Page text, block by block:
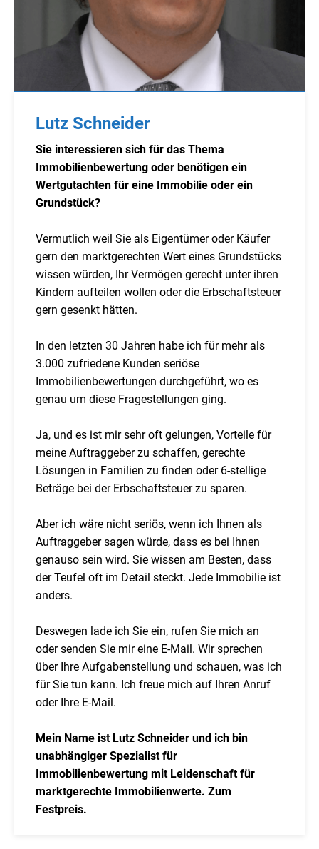
Lutz Schneider
Sie interessieren sich für das Thema
Immobilienbewertung oder benötigen ein
Wertgutachten für eine Immobilie oder ein
Grundstück?
Vermutlich weil Sie als Eigentümer oder Käufer
gern den marktgerechten Wert eines Grundstücks
wissen würden, Ihr Vermögen gerecht unter ihren
Kindern aufteilen wollen oder die Erbschaftsteuer
gern gesenkt hätten.
In den letzten 30 Jahren habe ich für mehr als
3.000 zufriedene Kunden seriöse
Immobilienbewertungen durchgeführt, wo es
genau um diese Fragestellungen ging.
Ja, und es ist mir sehr oft gelungen, Vorteile für
meine Auftraggeber zu schaffen, gerechte
Lösungen in Familien zu finden oder 6-stellige
Beträge bei der Erbschaftsteuer zu sparen.
Aber ich wäre nicht seriös, wenn ich Ihnen als
Auftraggeber sagen würde, dass es bei Ihnen
genauso sein wird. Sie wissen am Besten, dass
der Teufel oft im Detail steckt. Jede Immobilie ist
anders.
Deswegen lade ich Sie ein, rufen Sie mich an
oder senden Sie mir eine E-Mail. Wir sprechen
über Ihre Aufgabenstellung und schauen, was ich
für Sie tun kann. Ich freue mich auf Ihren Anruf
oder Ihre E-Mail.
Mein Name ist Lutz Schneider und ich bin
unabhängiger Spezialist für
Immobilienbewertung mit Leidenschaft für
marktgerechte Immobilienwerte. Zum
Festpreis.